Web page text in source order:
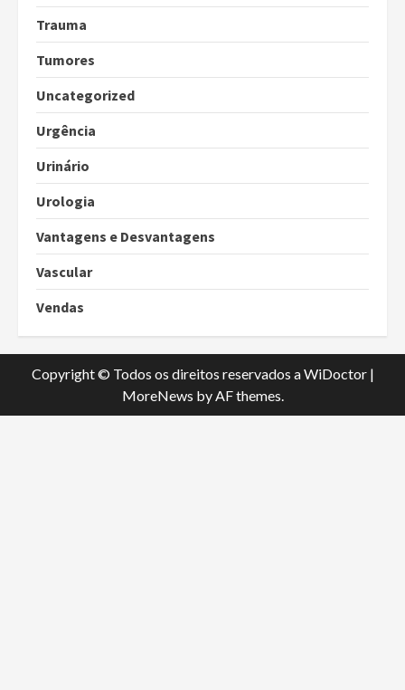
Trauma
Tumores
Uncategorized
Urgência
Urinário
Urologia
Vantagens e Desvantagens
Vascular
Vendas
Copyright © Todos os direitos reservados a WiDoctor |
MoreNews by AF themes.